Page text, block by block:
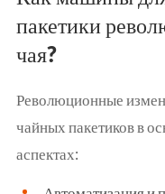
пакетики
чая?
Революционные
чайных пакетиков в
аспектах: